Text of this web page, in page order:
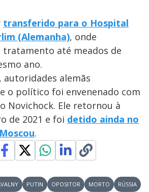
transferido para o Hospital
(Alemanha), onde
tratamento até meados de
ano.
alemãs
o político foi envenenado com
Novichock. Ele retornou à
de 2021 e foi detido ainda no
.
PUTIN OPOSITOR MORTO RÚSSIA